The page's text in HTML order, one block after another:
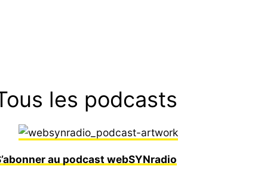
les podcasts
au podcast webSYNradio